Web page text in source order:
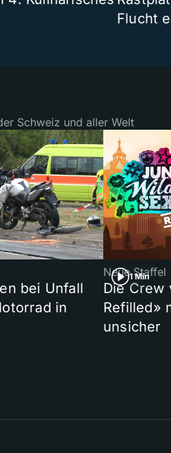
Flucht
Schweiz und aller Welt
bei Unfall
in
1 Min
Neue Staffel
Die Crew
Refilled»
unsicher